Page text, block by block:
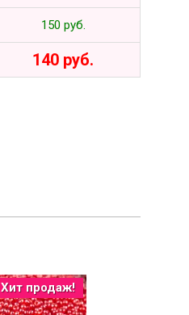
150 руб.
140 руб.
Хит продаж!